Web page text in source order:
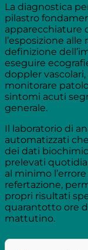
La diagnostica
pilastro
apparecchiature
l’esposizione
definizione
eseguire
doppler
monitorare
sintomi acuti
generale.
Il laboratorio di
automatizzati
dei dati
prelevati
al minimo
refertazione,
propri risultati
quarantotto ore
mattutino.